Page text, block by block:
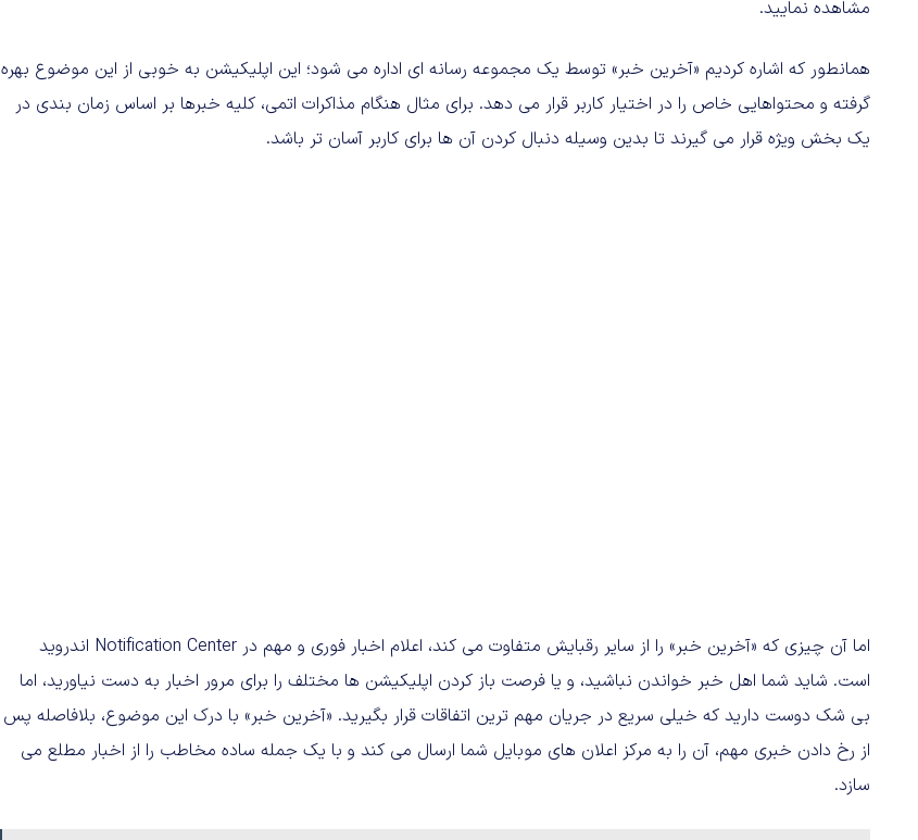
مشاهده نمایید.
همانطور که اشاره کردیم «آخرین خبر» توسط یک مجموعه رسانه ای اداره می شود؛ این اپلیکیشن به خوبی از این موضوع بهره
گرفته و محتواهایی خاص را در اختیار کاربر قرار می دهد. برای مثال هنگام مذاکرات اتمی، کلیه خبرها بر اساس زمان بندی در
یک بخش ویژه قرار می گیرند تا بدین وسیله دنبال کردن آن ها برای کاربر آسان تر باشد.
اما آن چیزی که «آخرین خبر» را از سایر رقبایش متفاوت می کند، اعلام اخبار فوری و مهم در Notification Center اندروید
است. شاید شما اهل خبر خواندن نباشید، و یا فرصت باز کردن اپلیکیشن ها مختلف را برای مرور اخبار به دست نیاورید، اما
بی شک دوست دارید که خیلی سریع در جریان مهم ترین اتفاقات قرار بگیرید. «آخرین خبر» با درک این موضوع، بلافاصله پس
از رخ دادن خبری مهم، آن را به مرکز اعلان های موبایل شما ارسال می کند و با یک جمله ساده مخاطب را از اخبار مطلع می
سازد.